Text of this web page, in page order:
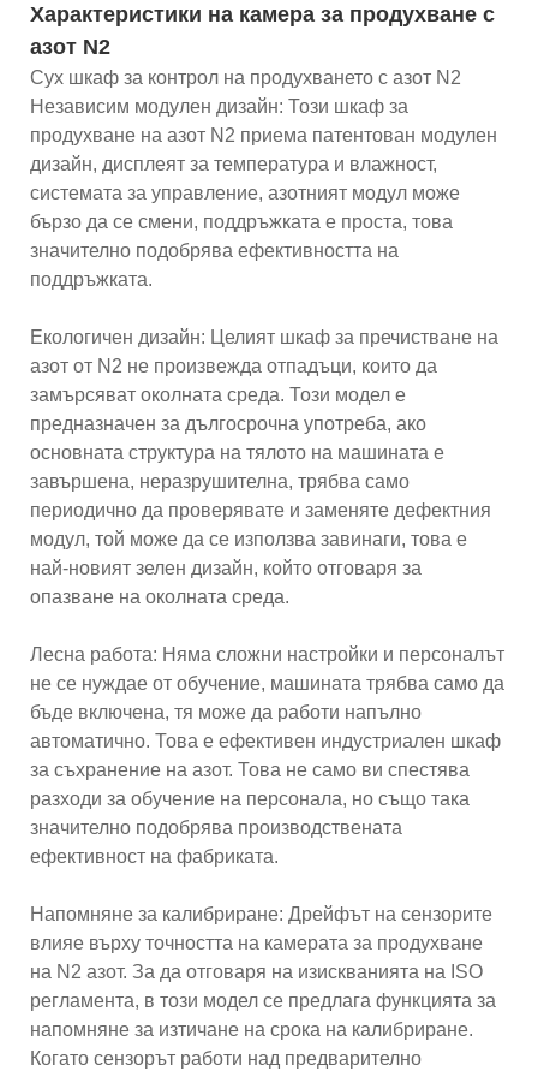
Характеристики на камера за продухване с
азот N2
Сух шкаф за контрол на продухването с азот N2
Независим модулен дизайн: Този шкаф за
продухване на азот N2 приема патентован модулен
дизайн, дисплеят за температура и влажност,
системата за управление, азотният модул може
бързо да се смени, поддръжката е проста, това
значително подобрява ефективността на
поддръжката.
Екологичен дизайн: Целият шкаф за пречистване на
азот от N2 не произвежда отпадъци, които да
замърсяват околната среда. Този модел е
предназначен за дългосрочна употреба, ако
основната структура на тялото на машината е
завършена, неразрушителна, трябва само
периодично да проверявате и заменяте дефектния
модул, той може да се използва завинаги, това е
най-новият зелен дизайн, който отговаря за
опазване на околната среда.
Лесна работа: Няма сложни настройки и персоналът
не се нуждае от обучение, машината трябва само да
бъде включена, тя може да работи напълно
автоматично. Това е ефективен индустриален шкаф
за съхранение на азот. Това не само ви спестява
разходи за обучение на персонала, но също така
значително подобрява производствената
ефективност на фабриката.
Напомняне за калибриране: Дрейфът на сензорите
влияе върху точността на камерата за продухване
на N2 азот. За да отговаря на изискванията на ISO
регламента, в този модел се предлага функцията за
напомняне за изтичане на срока на калибриране.
Когато сензорът работи над предварително